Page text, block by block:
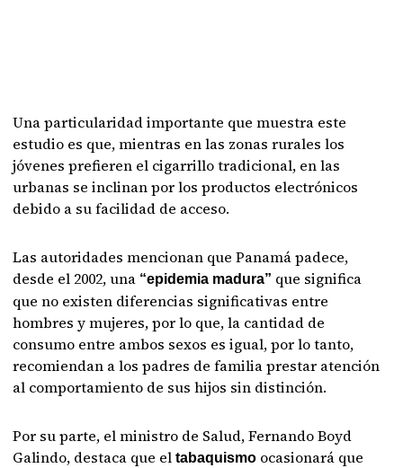
Una particularidad importante que muestra este
estudio es que, mientras en las zonas rurales los
jóvenes prefieren el cigarrillo tradicional, en las
urbanas se inclinan por los productos electrónicos
debido a su facilidad de acceso.
Las autoridades mencionan que Panamá padece,
desde el 2002, una “epidemia madura” que significa
que no existen diferencias significativas entre
hombres y mujeres, por lo que, la cantidad de
consumo entre ambos sexos es igual, por lo tanto,
recomiendan a los padres de familia prestar atención
al comportamiento de sus hijos sin distinción.
Por su parte, el ministro de Salud, Fernando Boyd
Galindo, destaca que eltabaquismo ocasionará que